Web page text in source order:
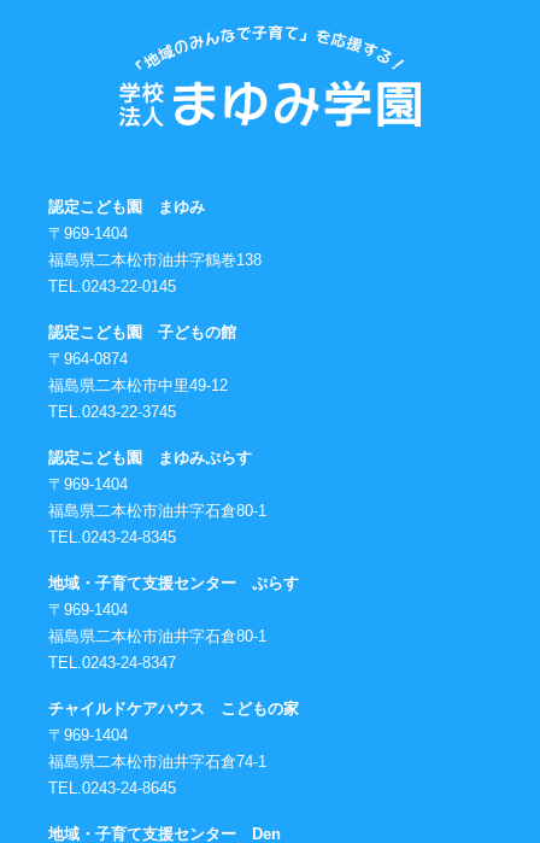
認定こども園 まゆみ
〒969-1404
福島県二本松市油井字鶴巻138
TEL.0243-22-0145
認定こども園 子どもの館
〒964-0874
福島県二本松市中里49-12
TEL.0243-22-3745
認定こども園 まゆみぷらす
〒969-1404
福島県二本松市油井字石倉80-1
TEL.0243-24-8345
地域・子育て支援センター ぷらす
〒969-1404
福島県二本松市油井字石倉80-1
TEL.0243-24-8347
チャイルドケアハウス こどもの家
〒969-1404
福島県二本松市油井字石倉74-1
TEL.0243-24-8645
地域・子育て支援センター Den